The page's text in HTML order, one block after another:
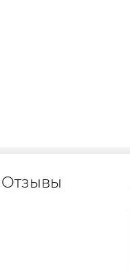
Отзывы